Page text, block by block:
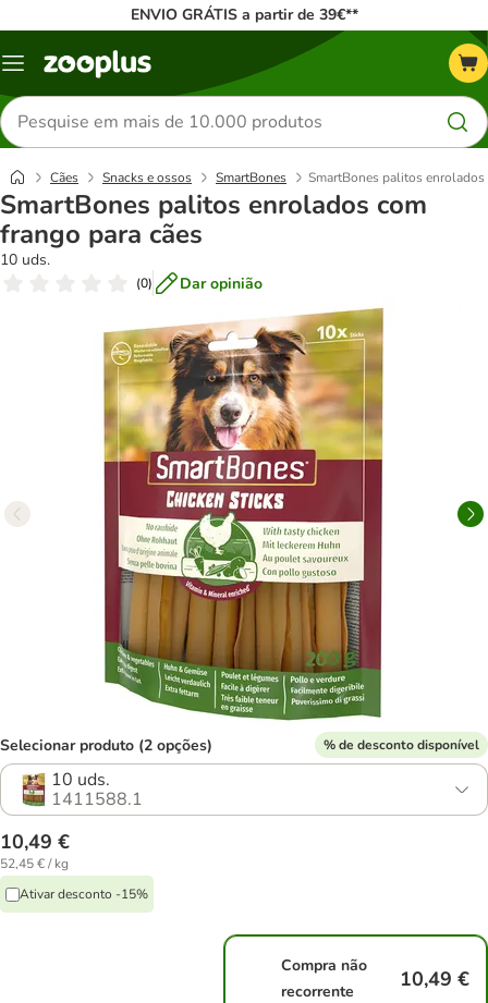
ENVIO GRÁTIS a partir de 39€**
Menu
Pesquisar
produtos
Cães Snacks e ossos SmartBones SmartBones palitos enrolados
SmartBones palitos enrolados com
frango para cães
10 uds.
(0) Dar opinião
Selecionar produto (2 opções) % de desconto disponível
10 uds.
1411588.1
10,49 €
52,45 € / kg
Ativar desconto -15%
Compra não
recorrente
10,49 €